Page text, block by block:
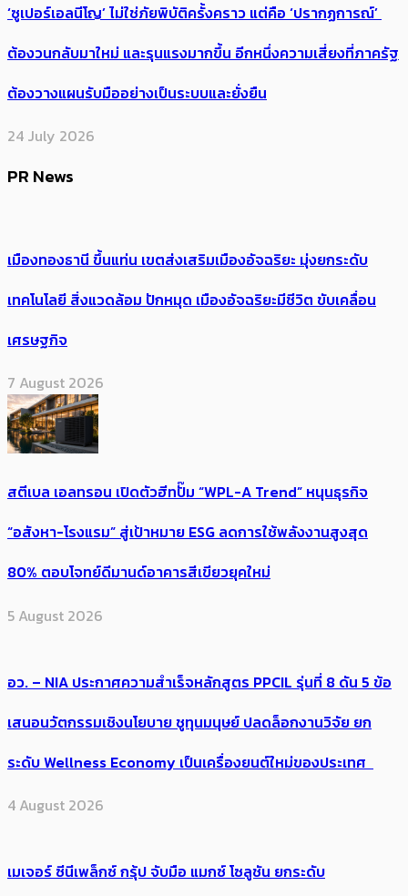
‘ซูเปอร์เอลนีโญ’ ไม่ใช่ภัยพิบัติครั้งคราว แต่คือ ‘ปรากฏการณ์’ ​
ต้อง​วนกลับมาใหม่ และรุนแรงมากขึ้น อีกหนึ่งความเสี่ยงที่ภาครัฐ
ต้องวางแผนรับมืออย่างเป็นระบบและยั่งยืน
24 July 2026
PR News
เมืองทองธานี ขึ้นแท่น เขตส่งเสริมเมืองอัจฉริยะ มุ่งยกระดับ
เทคโนโลยี สิ่งแวดล้อม ปักหมุด เมืองอัจฉริยะมีชีวิต ขับเคลื่อน
เศรษฐกิจ
7 August 2026
สตีเบล เอลทรอน เปิดตัวฮีทปั๊ม “WPL-A Trend” หนุนธุรกิจ
“อสังหา-โรงแรม” สู่เป้าหมาย ESG ลดการใช้พลังงานสูงสุด
80% ตอบโจทย์ดีมานด์อาคารสีเขียวยุคใหม่
5 August 2026
อว. – NIA ประกาศความสำเร็จหลักสูตร PPCIL รุ่นที่ 8 ดัน 5 ข้อ
เสนอนวัตกรรมเชิงนโยบาย ชูทุนมนุษย์ ปลดล็อกงานวิจัย ยก
ระดับ Wellness Economy เป็นเครื่องยนต์ใหม่ของประเทศ
4 August 2026
เมเจอร์ ซีนีเพล็กซ์ กรุ้ป จับมือ แมกซ์ โซลูชัน ยกระดับ